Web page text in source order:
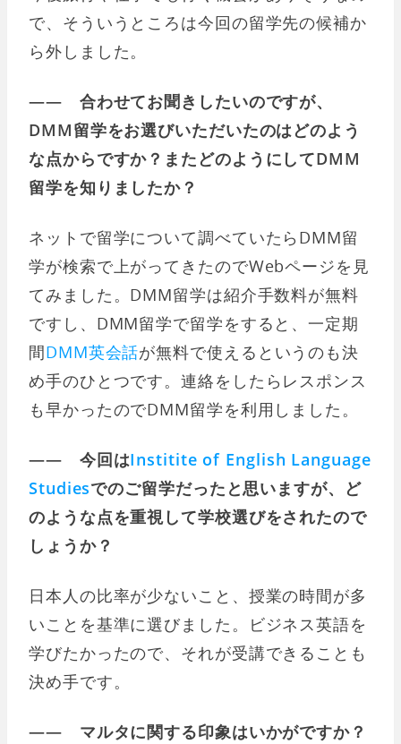
で、そういうところは今回の留学先の候補か
ら外しました。
―― 合わせてお聞きしたいのですが、
DMM留学をお選びいただいたのはどのよう
な点からですか？またどのようにしてDMM
留学を知りましたか？
ネットで留学について調べていたらDMM留
学が検索で上がってきたのでWebページを見
てみました。DMM留学は紹介手数料が無料
ですし、DMM留学で留学をすると、一定期
間DMM英会話が無料で使えるというのも決
め手のひとつです。連絡をしたらレスポンス
も早かったのでDMM留学を利用しました。
―― 今回はInstitite of English Language
Studiesでのご留学だったと思いますが、ど
のような点を重視して学校選びをされたので
しょうか？
日本人の比率が少ないこと、授業の時間が多
いことを基準に選びました。ビジネス英語を
学びたかったので、それが受講できることも
決め手です。
―― マルタに関する印象はいかがですか？